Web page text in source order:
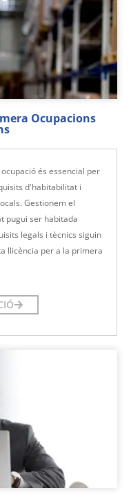
Ocupacions
és essencial per
d'habitabilitat i
Gestionem el
pugui ser habitada
legals i tècnics siguin
llicència per a la primera